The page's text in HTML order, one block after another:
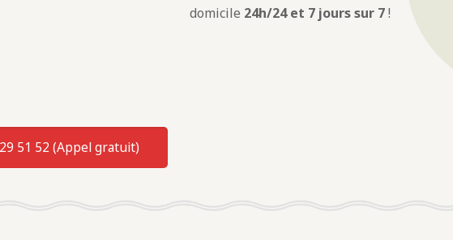
domicile 24h/24 et 7 jours sur 7!
51 52 (Appel gratuit)